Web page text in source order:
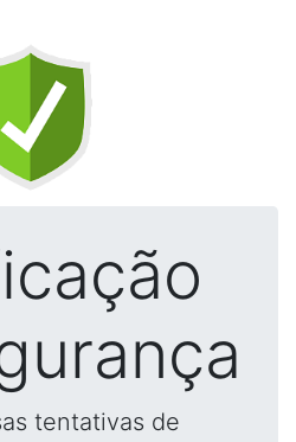
tentativas de